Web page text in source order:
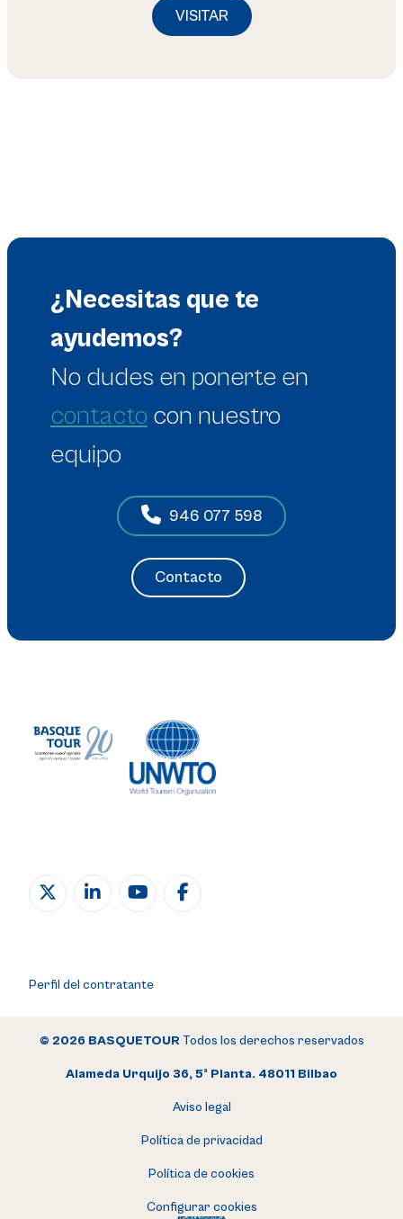
VISITAR
¿Necesitas que te
ayudemos?
No dudes en ponerte en
contacto con nuestro
equipo
946 077 598
Contacto
Perfil del contratante
© 2026 BASQUETOURTodos los derechos reservados
Alameda Urquijo 36, 5ª Planta. 48011 Bilbao
Aviso legal
Política de privacidad
Política de cookies
Configurar cookies